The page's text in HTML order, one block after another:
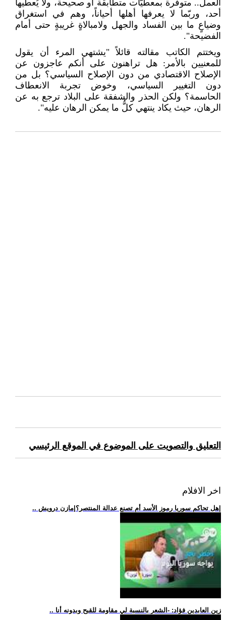
العمل.. متوفّرة بمعطيّات متطابقة أو صحيحة، ولا يُعطيها
أحد، وربّما لا يعرفها أهلها أحياناً، وهم في استغراق
وضياعٍ ما بين الفساد والجهل ولامبالاةٍ غريبةٍ حتى أمام
الفضيحة".
ويختتم الكاتب مقالته قائلاً "يشتهي المرء أن يقول
للمعنيين بالأمر: هل تراهنون على أنكم عاجزون عن
الإصلاح الاقتصادي من دون الإصلاح السياسي؟ بل من
دون التغيير السياسي، وخوض تجربة الانعطاف
الحاسمة؟ ولكن الحذر والشفقة على البلاد ترجع به عن
الرهان، حيث يكاد ينتهي كلُّ ما يمكن الرهان عليه".
التعليق والتصويت على الموضوع في الموقع الرئيسي
اخر الافلام
.. زين العابدين فؤاد: -الشعر بالنسبة لي مقاومة للقبح وبدونه أنا